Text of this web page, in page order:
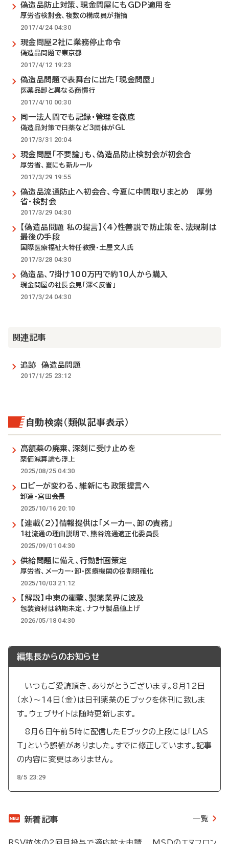
偽造品防止対策、現金問屋にもGDP適用を
厚労省検討会、複数の構成員が指摘
2017/4/24 04:30
現金問屋2社に業務停止命令
偽造品問題で東京都
2017/4/12 19:23
偽造品問題で表舞台に出た「現金問屋」
医薬品卸と異なる商慣行
2017/4/10 00:30
同一法人間でも記録・管理を徹底
偽造品対策で日薬など3団体がGL
2017/3/31 20:04
現金問屋「不要論」も、偽造品防止検討会が初会合
厚労省、夏にも新ルール
2017/3/29 19:55
偽造品流通防止へ初会合、今夏に中間取りまとめ 厚労
省・検討会
2017/3/29 04:30
【偽造品問題 私の提言】〈4〉性善説で防止策を、法規制は
最後の手段
国際医療福祉大特任教授・土屋文人氏
2017/3/28 04:30
偽造品、7掛け100万円で約10人から購入
現金問屋の社長会見「深く反省」
2017/3/24 04:30
関連記事
追跡 偽造品問題
2017/1/25 23:12
自動検索（類似記事表示）
高額薬の廃棄、深刻に受け止めを
薬価減算論も浮上
2025/08/25 04:30
ロビーが変わる、維新にも政策提言へ
卸連・宮田会長
2025/10/16 20:10
【連載〈2〉】情報提供は「メーカー、卸の責務」
1社流通の理由説明で、熊谷流通適正化委員長
2025/09/01 04:30
供給問題に備え、行動計画策定
厚労省、メーカー・卸・医療機関の役割明確化
2025/10/03 21:12
【解説】中東の衝撃、製薬業界に波及
包装資材は納期未定、ナフサ製品値上げ
2026/05/18 04:30
編集長からのお知らせ
いつもご愛読頂き、ありがとうございます。8月12日
（水）～14日（金）は日刊薬業のEブックを休刊に致しま
す。ウェブサイトは随時更新します。
8月6日午前5時に配信したEブックの上段には「LAS
T」という誤植がありました。すでに修正しています。記事
の内容に変更はありません。
8/5 23:29
新着記事 一覧